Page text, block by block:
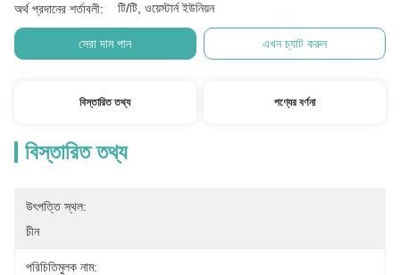
অর্থ প্রদানের শর্তাবলী: টি/টি, ওয়েস্টার্ন ইউনিয়ন
সেরা দাম পান এখন চ্যাট করুন
বিস্তারিত তথ্য পণ্যের বর্ণনা
বিস্তারিত তথ্য
উৎপত্তি স্থল:
চীন
পরিচিতিমুলক নাম: